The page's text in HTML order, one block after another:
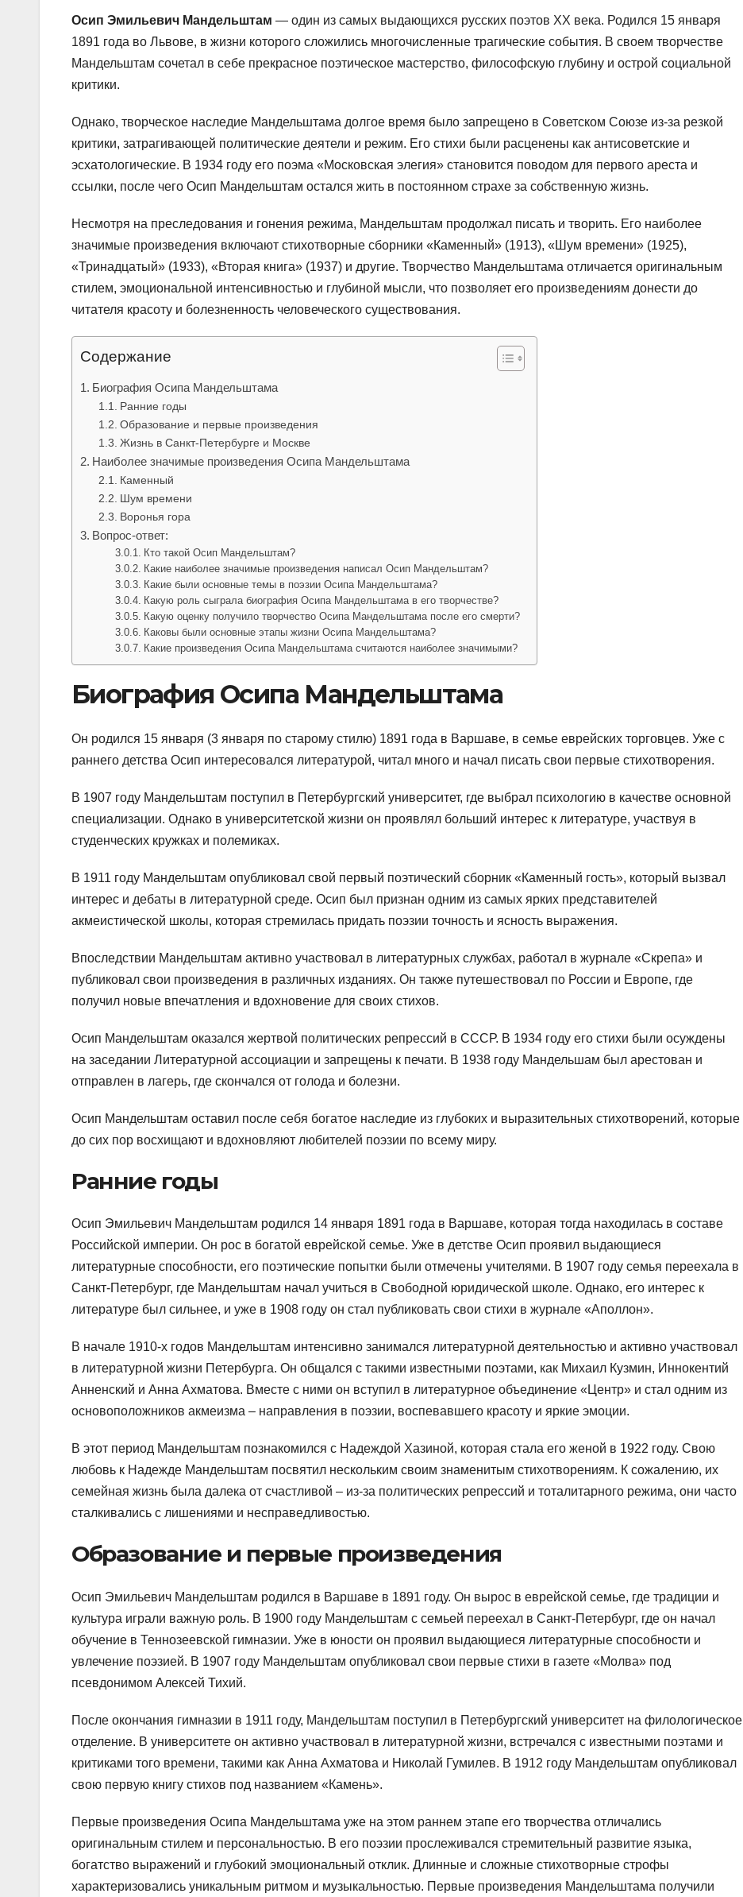
Осип Эмильевич Мандельштам — один из самых выдающихся русских поэтов XX века. Родился 15 января
1891 года во Львове, в жизни которого сложились многочисленные трагические события. В своем творчестве
Мандельштам сочетал в себе прекрасное поэтическое мастерство, философскую глубину и острой социальной
критики.
Однако, творческое наследие Мандельштама долгое время было запрещено в Советском Союзе из-за резкой
критики, затрагивающей политические деятели и режим. Его стихи были расценены как антисоветские и
эсхатологические. В 1934 году его поэма «Московская элегия» становится поводом для первого ареста и
ссылки, после чего Осип Мандельштам остался жить в постоянном страхе за собственную жизнь.
Несмотря на преследования и гонения режима, Мандельштам продолжал писать и творить. Его наиболее
значимые произведения включают стихотворные сборники «Каменный» (1913), «Шум времени» (1925),
«Тринадцатый» (1933), «Вторая книга» (1937) и другие. Творчество Мандельштама отличается оригинальным
стилем, эмоциональной интенсивностью и глубиной мысли, что позволяет его произведениям донести до
читателя красоту и болезненность человеческого существования.
Содержание
Биография Осипа Мандельштама
Ранние годы
Образование и первые произведения
Жизнь в Санкт-Петербурге и Москве
Наиболее значимые произведения Осипа Мандельштама
Каменный
Шум времени
Воронья гора
Вопрос-ответ:
Кто такой Осип Мандельштам?
Какие наиболее значимые произведения написал Осип Мандельштам?
Какие были основные темы в поэзии Осипа Мандельштама?
Какую роль сыграла биография Осипа Мандельштама в его творчестве?
Какую оценку получило творчество Осипа Мандельштама после его смерти?
Каковы были основные этапы жизни Осипа Мандельштама?
Какие произведения Осипа Мандельштама считаются наиболее значимыми?
Биография Осипа Мандельштама
Он родился 15 января (3 января по старому стилю) 1891 года в Варшаве, в семье еврейских торговцев. Уже с
раннего детства Осип интересовался литературой, читал много и начал писать свои первые стихотворения.
В 1907 году Мандельштам поступил в Петербургский университет, где выбрал психологию в качестве основной
специализации. Однако в университетской жизни он проявлял больший интерес к литературе, участвуя в
студенческих кружках и полемиках.
В 1911 году Мандельштам опубликовал свой первый поэтический сборник «Каменный гость», который вызвал
интерес и дебаты в литературной среде. Осип был признан одним из самых ярких представителей
акмеистической школы, которая стремилась придать поэзии точность и ясность выражения.
Впоследствии Мандельштам активно участвовал в литературных службах, работал в журнале «Скрепа» и
публиковал свои произведения в различных изданиях. Он также путешествовал по России и Европе, где
получил новые впечатления и вдохновение для своих стихов.
Осип Мандельштам оказался жертвой политических репрессий в СССР. В 1934 году его стихи были осуждены
на заседании Литературной ассоциации и запрещены к печати. В 1938 году Мандельшам был арестован и
отправлен в лагерь, где скончался от голода и болезни.
Осип Мандельштам оставил после себя богатое наследие из глубоких и выразительных стихотворений, которые
до сих пор восхищают и вдохновляют любителей поэзии по всему миру.
Ранние годы
Осип Эмильевич Мандельштам родился 14 января 1891 года в Варшаве, которая тогда находилась в составе
Российской империи. Он рос в богатой еврейской семье. Уже в детстве Осип проявил выдающиеся
литературные способности, его поэтические попытки были отмечены учителями. В 1907 году семья переехала в
Санкт-Петербург, где Мандельштам начал учиться в Свободной юридической школе. Однако, его интерес к
литературе был сильнее, и уже в 1908 году он стал публиковать свои стихи в журнале «Аполлон».
В начале 1910-х годов Мандельштам интенсивно занимался литературной деятельностью и активно участвовал
в литературной жизни Петербурга. Он общался с такими известными поэтами, как Михаил Кузмин, Иннокентий
Анненский и Анна Ахматова. Вместе с ними он вступил в литературное объединение «Центр» и стал одним из
основоположников акмеизма – направления в поэзии, воспевавшего красоту и яркие эмоции.
В этот период Мандельштам познакомился с Надеждой Хазиной, которая стала его женой в 1922 году. Свою
любовь к Надежде Мандельштам посвятил нескольким своим знаменитым стихотворениям. К сожалению, их
семейная жизнь была далека от счастливой – из-за политических репрессий и тоталитарного режима, они часто
сталкивались с лишениями и несправедливостью.
Образование и первые произведения
Осип Эмильевич Мандельштам родился в Варшаве в 1891 году. Он вырос в еврейской семье, где традиции и
культура играли важную роль. В 1900 году Мандельштам с семьей переехал в Санкт-Петербург, где он начал
обучение в Теннозеевской гимназии. Уже в юности он проявил выдающиеся литературные способности и
увлечение поэзией. В 1907 году Мандельштам опубликовал свои первые стихи в газете «Молва» под
псевдонимом Алексей Тихий.
После окончания гимназии в 1911 году, Мандельштам поступил в Петербургский университет на филологическое
отделение. В университете он активно участвовал в литературной жизни, встречался с известными поэтами и
критиками того времени, такими как Анна Ахматова и Николай Гумилев. В 1912 году Мандельштам опубликовал
свою первую книгу стихов под названием «Камень».
Первые произведения Осипа Мандельштама уже на этом раннем этапе его творчества отличались
оригинальным стилем и персональностью. В его поэзии прослеживался стремительный развитие языка,
богатство выражений и глубокий эмоциональный отклик. Длинные и сложные стихотворные строфы
характеризовались уникальным ритмом и музыкальностью. Первые произведения Мандельштама получили